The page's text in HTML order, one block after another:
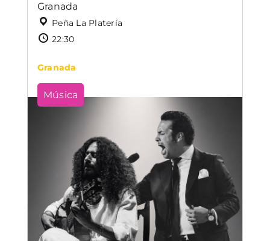
Granada
Peña La Platería
22:30
Granada
Música